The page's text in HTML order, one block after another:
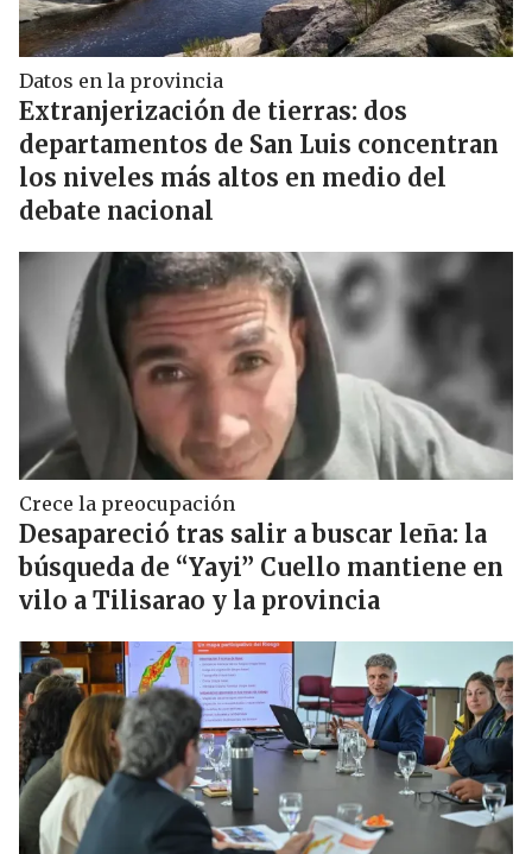
Datos en la provincia
Extranjerización de tierras: dos
departamentos de San Luis concentran
los niveles más altos en medio del
debate nacional
Crece la preocupación
Desapareció tras salir a buscar leña: la
búsqueda de “Yayi” Cuello mantiene en
vilo a Tilisarao y la provincia